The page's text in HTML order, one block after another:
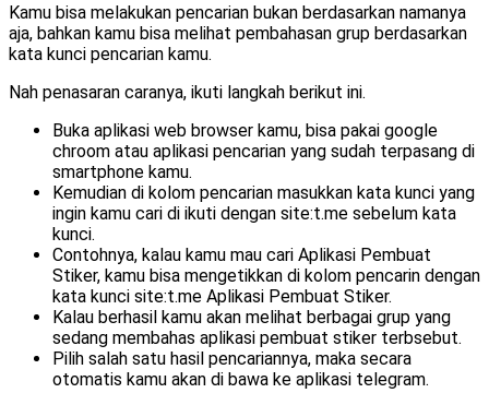
Kamu bisa melakukan pencarian bukan berdasarkan namanya
aja, bahkan kamu bisa melihat pembahasan grup berdasarkan
kata kunci pencarian kamu.
Nah penasaran caranya, ikuti langkah berikut ini.
Buka aplikasi web browser kamu, bisa pakai google
chroom atau aplikasi pencarian yang sudah terpasang di
smartphone kamu.
Kemudian di kolom pencarian masukkan kata kunci yang
ingin kamu cari di ikuti dengan site:t.me sebelum kata
kunci.
Contohnya, kalau kamu mau cari Aplikasi Pembuat
Stiker, kamu bisa mengetikkan di kolom pencarin dengan
kata kunci site:t.me Aplikasi Pembuat Stiker.
Kalau berhasil kamu akan melihat berbagai grup yang
sedang membahas aplikasi pembuat stiker terbsebut.
Pilih salah satu hasil pencariannya, maka secara
otomatis kamu akan di bawa ke aplikasi telegram.